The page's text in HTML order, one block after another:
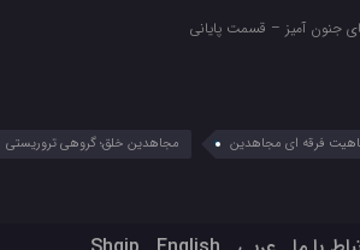
جنون آمیز – قسمت پایانی
فرقه ای مجاهدین مجاهدین خلق؛ گروهی تروریستی